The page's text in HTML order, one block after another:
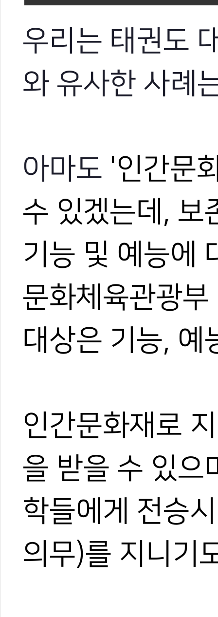
우리는 태권도
와 유사한 사례
아마도 '인간문
수 있겠는데, 보
기능 및 예능에
문화체육관광
대상은 기능, 예
인간문화재로
을 받을 수 있으
학들에게 전승
의무)를 지니기